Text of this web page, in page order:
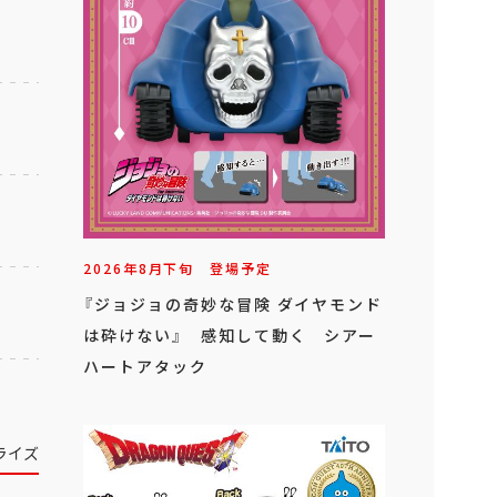
イズ
2026年8月下旬 登場予定
『ジョジョの奇妙な冒険 ダイヤモンド
は砕けない』 感知して動く シアー
ハートアタック